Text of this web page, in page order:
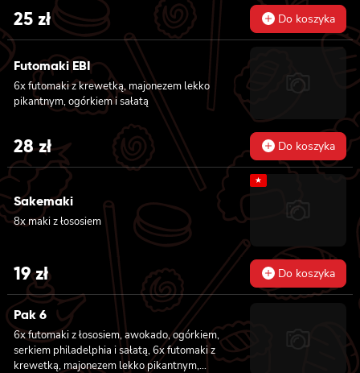
25 zł Do koszyka
Futomaki EBI
6x futomaki z krewetką, majonezem lekko
pikantnym, ogórkiem i sałatą
28zł Do koszyka
Sakemaki
8x maki z łososiem
★
19zł Do koszyka
Pak 6
6x futomaki z łososiem, awokado, ogórkiem,
serkiem philadelphia i sałatą, 6x futomaki z
krewetką, majonezem lekko pikantnym,